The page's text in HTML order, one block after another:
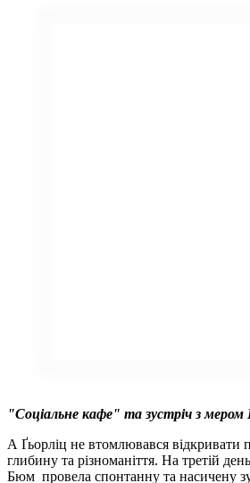
"Соціальне кафе" та зустріч з мером
А Ґьорліц не втомлювався відкривати
глибину та різноманіття. На третій
Бюм провела спонтанну та насичену